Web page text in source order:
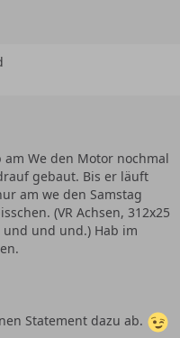
We den Motor nochmal
gebaut. Bis er läuft
am we den Samstag
(VR Achsen, 312x25
und und und.) Hab im
Statement dazu ab.